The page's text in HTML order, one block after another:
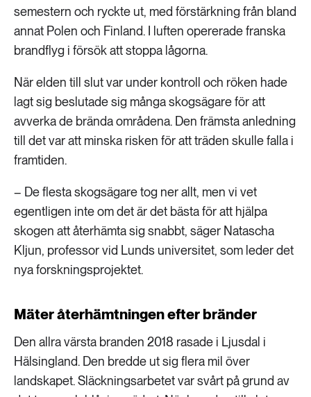
semestern och ryckte ut, med förstärkning från bland
annat Polen och Finland. I luften opererade franska
brandflyg i försök att stoppa lågorna.
När elden till slut var under kontroll och röken hade
lagt sig beslutade sig många skogsägare för att
avverka de brända områdena. Den främsta anledning
till det var att minska risken för att träden skulle falla i
framtiden.
– De flesta skogsägare tog ner allt, men vi vet
egentligen inte om det är det bästa för att hjälpa
skogen att återhämta sig snabbt, säger Natascha
Kljun, professor vid Lunds universitet, som leder det
nya forskningsprojektet.
Mäter återhämtningen efter bränder
Den allra värsta branden 2018 rasade i Ljusdal i
Hälsingland. Den bredde ut sig flera mil över
landskapet. Släckningsarbetet var svårt på grund av